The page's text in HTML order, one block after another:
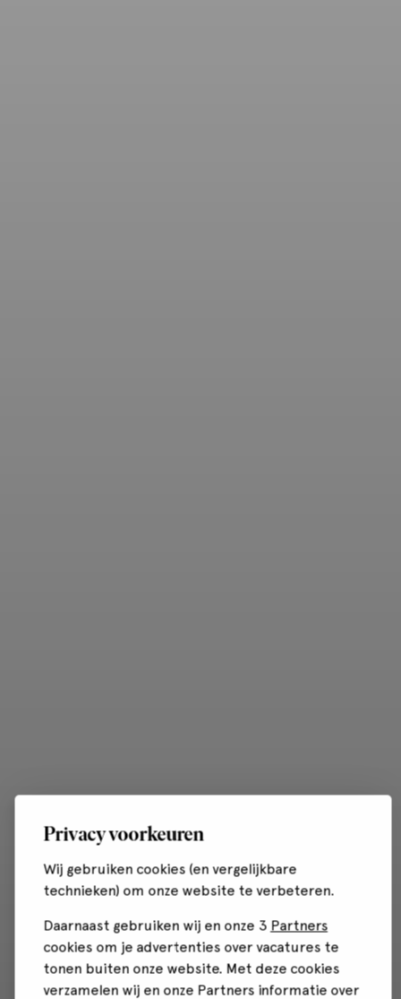
Privacy voorkeuren
Wij gebruiken cookies (en vergelijkbare
technieken) om onze website te verbeteren.
Daarnaast gebruiken wij en onze 3 Partners
cookies om je advertenties over vacatures te
tonen buiten onze website. Met deze cookies
verzamelen wij en onze Partners informatie over